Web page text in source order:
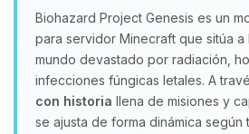
Biohazard Project Genesis es un
para servidor Minecraft que sitúa
mundo devastado por radiación,
infecciones fúngicas letales. A
con historia llena de misiones y
se ajusta de forma dinámica